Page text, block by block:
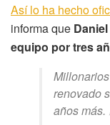
Así lo ha hecho
informa que
equipo por tres
renovado
años